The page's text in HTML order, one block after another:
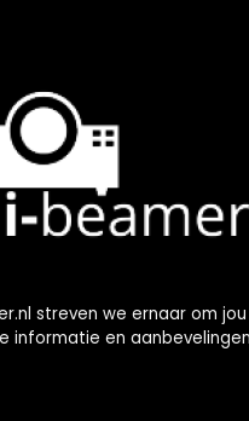
streven we ernaar om
informatie en aanbevelingen